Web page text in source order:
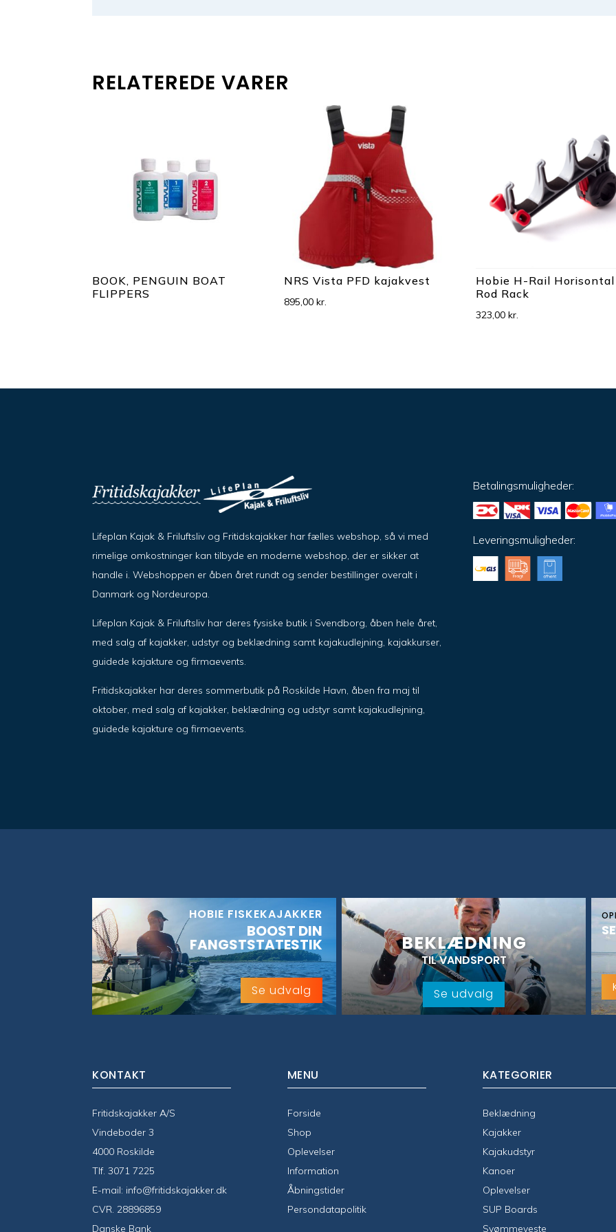
RELATEREDE VARER
BOOK, PENGUIN BOAT
FLIPPERS
NRS Vista PFD kajakvest
895,00kr.
Hobie H-Rail Horisontal
Rod Rack
323,00kr.
Lifeplan Kajak & Friluftsliv og Fritidskajakker har fælles webshop, så vi med
rimelige omkostninger kan tilbyde en moderne webshop, der er sikker at
handle i. Webshoppen er åben året rundt og sender bestillinger overalt i
Danmark og Nordeuropa.
Lifeplan Kajak & Friluftsliv har deres fysiske butik i Svendborg, åben hele året,
med salg af kajakker, udstyr og beklædning samt kajakudlejning, kajakkurser,
guidede kajakture og firmaevents.
Fritidskajakker har deres sommerbutik på Roskilde Havn, åben fra maj til
oktober, med salg af kajakker, beklædning og udstyr samt kajakudlejning,
guidede kajakture og firmaevents.
Betalingsmuligheder:
Leveringsmuligheder:
HOBIE FISKEKAJAKKER
BOOST DIN
FANGSTSTATESTIK
Se udvalg
BEKLÆDNING
TIL VANDSPORT
Se udvalg
KONTAKT
Fritidskajakker A/S
Vindeboder 3
4000 Roskilde
Tlf.3071 7225
E-mail: info@fritidskajakker.dk
CVR. 28896859
Danske Bank
MENU
Forside
Shop
Oplevelser
Information
Åbningstider
Persondatapolitik
KATEGORIER
Beklædning
Kajakker
Kajakudstyr
Kanoer
Oplevelser
SUP Boards
Svømmeveste